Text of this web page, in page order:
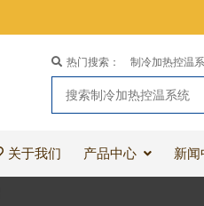
热门搜索： 制冷加热控温
关于我们 产品中心 新闻